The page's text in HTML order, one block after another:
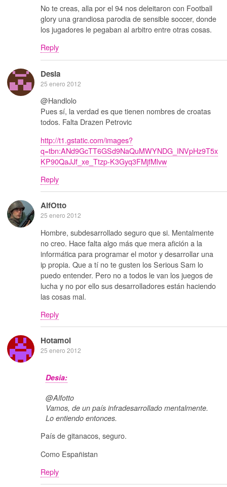
No te creas, alla por el 94 nos deleitaron con Football
glory una grandiosa parodia de sensible soccer, donde
los jugadores le pegaban al arbitro entre otras cosas.
Reply
Desia
25 enero 2012
@Handlolo
Pues sí, la verdad es que tienen nombres de croatas
todos. Falta Drazen Petrovic
http://t1.gstatic.com/images?
q=tbn:ANd9GcTT6GSd9NaQuMWYNDG_INVpHz9T5x
KP90QaJJf_xe_Ttzp-K3Gyq3FMjfMlvw
Reply
AlfOtto
25 enero 2012
Hombre, subdesarrollado seguro que si. Mentalmente
no creo. Hace falta algo más que mera afición a la
informática para programar el motor y desarrollar una
ip propia. Que a tí no te gusten los Serious Sam lo
puedo entender. Pero no a todos le van los juegos de
lucha y no por ello sus desarrolladores están haciendo
las cosas mal.
Reply
Hotamol
25 enero 2012
Desia:
@Alfotto
Vamos, de un país infradesarrollado mentalmente.
Lo entiendo entonces.
País de gitanacos, seguro.
Como Españistan
Reply